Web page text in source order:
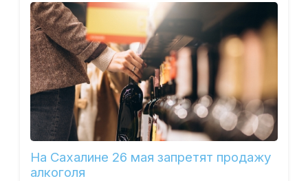
На Сахалине 26 мая запретят продажу
алкоголя